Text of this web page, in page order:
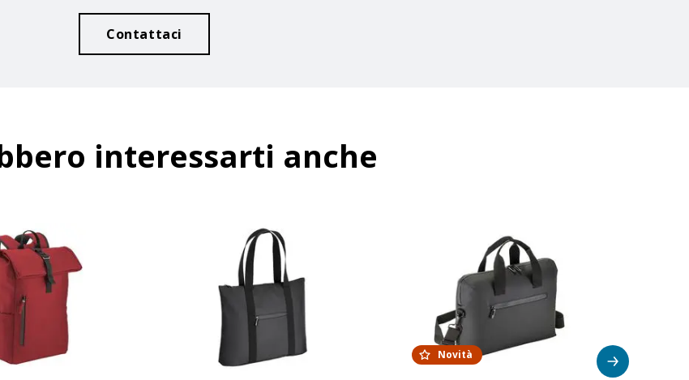
Contattaci
interessarti anche
Novità